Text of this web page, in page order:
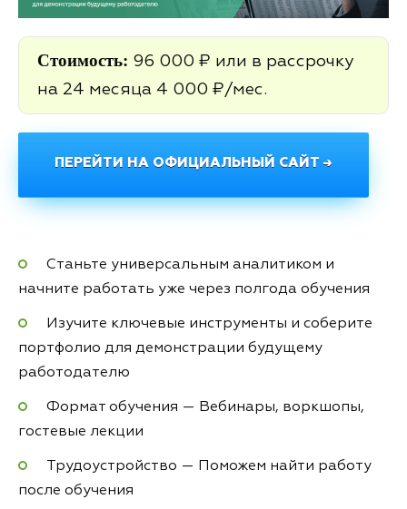
Стоимость: 96 000 ₽ или в рассрочку
на 24 месяца 4 000 ₽/мес.
ПЕРЕЙТИ НА ОФИЦИАЛЬНЫЙ САЙТ →
Станьте универсальным аналитиком и
начните работать уже через полгода обучения
Изучите ключевые инструменты и соберите
портфолио для демонстрации будущему
работодателю
Формат обучения — Вебинары, воркшопы,
гостевые лекции
Трудоустройство — Поможем найти работу
после обучения